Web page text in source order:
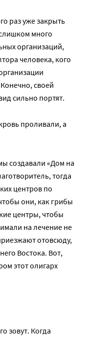
раз уже закрыть
много
организаций,
человека, кого
своей
сильно портят.
проливали, а
создавали «Дом на
тогда
центров по
они, как грибы
центры, чтобы
на лечение не
отовсюду,
Востока. Вот,
этот олигарх
зовут. Когда